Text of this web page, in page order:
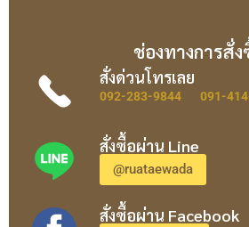
ช่องทางการสั่ง
สั่งด่วนโทรเลย
092-283-9844 091-
สั่งซื้อผ่าน Line
@ruataewada
สั่งซื้อผ่าน Facebook